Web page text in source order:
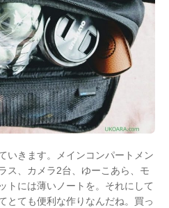
いきます。メインコンパートメン
ス、カメラ2台、ゆーこあら、モ
トには薄いノートを。それにして
とても便利な作りなんだね。買っ